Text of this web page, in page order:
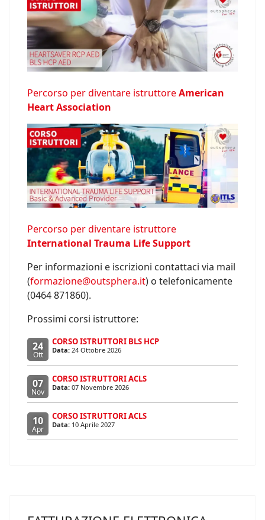
Percorso per diventare istruttoreAmerican
Heart Association
Percorso per diventare istruttore
International Trauma Life Support
Per informazioni e iscrizioni contattaci via mail
(formazione@outsphera.it) o telefonicamente
(0464 871860).
Prossimi corsi istruttore:
24
Ott
CORSO ISTRUTTORI BLS HCP
Data: 24 Ottobre 2026
07
Nov
CORSO ISTRUTTORI ACLS
Data: 07 Novembre 2026
10
Apr
CORSO ISTRUTTORI ACLS
Data: 10 Aprile 2027